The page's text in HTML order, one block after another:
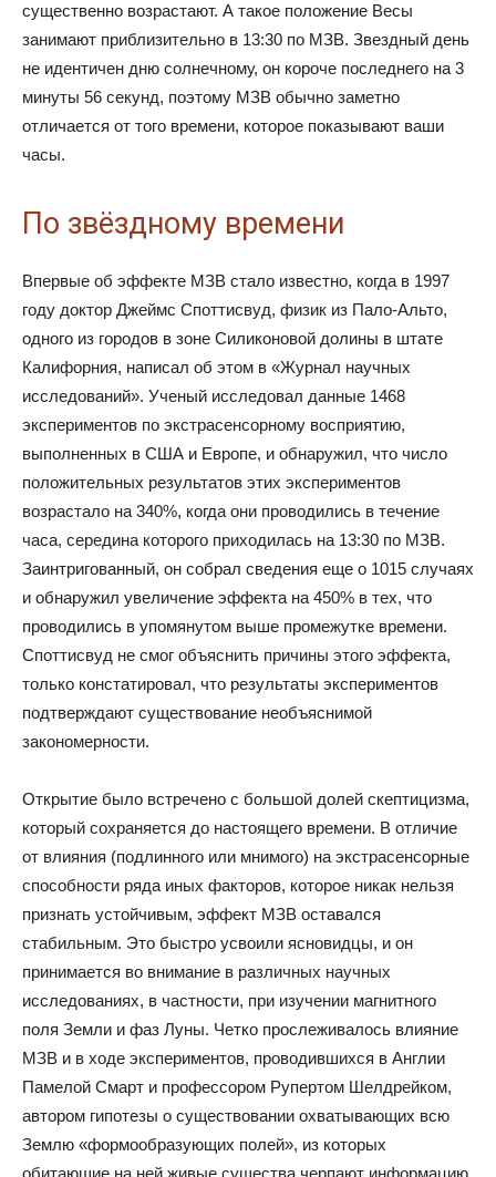
существенно возрастают. А такое положение Весы
занимают приблизительно в 13:30 по МЗВ. Звездный день
не идентичен дню солнечному, он короче последнего на 3
минуты 56 секунд, поэтому МЗВ обычно заметно
отличается от того времени, которое показывают ваши
часы.
По звёздному времени
Впервые об эффекте МЗВ стало известно, когда в 1997
году доктор Джеймс Споттисвуд, физик из Пало-Альто,
одного из городов в зоне Силиконовой долины в штате
Калифорния, написал об этом в «Журнал научных
исследований». Ученый исследовал данные 1468
экспериментов по экстрасенсорному восприятию,
выполненных в США и Европе, и обнаружил, что число
положительных результатов этих экспериментов
возрастало на 340%, когда они проводились в течение
часа, середина которого приходилась на 13:30 по МЗВ.
Заинтригованный, он собрал сведения еще о 1015 случаях
и обнаружил увеличение эффекта на 450% в тех, что
проводились в упомянутом выше промежутке времени.
Споттисвуд не смог объяснить причины этого эффекта,
только констатировал, что результаты экспериментов
подтверждают существование необъяснимой
закономерности.
Открытие было встречено с большой долей скептицизма,
который сохраняется до настоящего времени. В отличие
от влияния (подлинного или мнимого) на экстрасенсорные
способности ряда иных факторов, которое никак нельзя
признать устойчивым, эффект МЗВ оставался
стабильным. Это быстро усвоили ясновидцы, и он
принимается во внимание в различных научных
исследованиях, в частности, при изучении магнитного
поля Земли и фаз Луны. Четко прослеживалось влияние
МЗВ и в ходе экспериментов, проводившихся в Англии
Памелой Смарт и профессором Рупертом Шелдрейком,
автором гипотезы о существовании охватывающих всю
Землю «формообразующих полей», из которых